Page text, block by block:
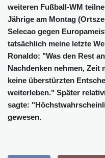
weiteren Fußball-WM
Jährige am Montag
Selecao gegen
tatsächlich meine letzte
Ronaldo: "Was den Rest
Nachdenken nehmen, Zeit
keine überstürzten
weiterleben." Später
sagte:
gewesen.